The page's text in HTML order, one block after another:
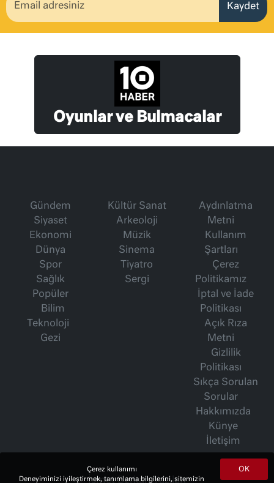
Kaydet
Oyunlar ve Bulmacalar
Gündem
Siyaset
Ekonomi
Dünya
Spor
Sağlık
Popüler
Bilim
Teknoloji
Gezi
Kültür Sanat
Arkeoloji
Müzik
Sinema
Tiyatro
Sergi
Aydınlatma
Metni
Kullanım
Şartları
Çerez
Politikamız
İptal ve İade
Politikası
Açık Rıza
Metni
Gizlilik
Politikası
Sıkça Sorulan
Sorular
Hakkımızda
Künye
İletişim
İsmet Berkan Yazıları
OK
Çerez kullanımı
Deneyiminizi iyileştirmek, tanımlama bilgilerini, sitemizin